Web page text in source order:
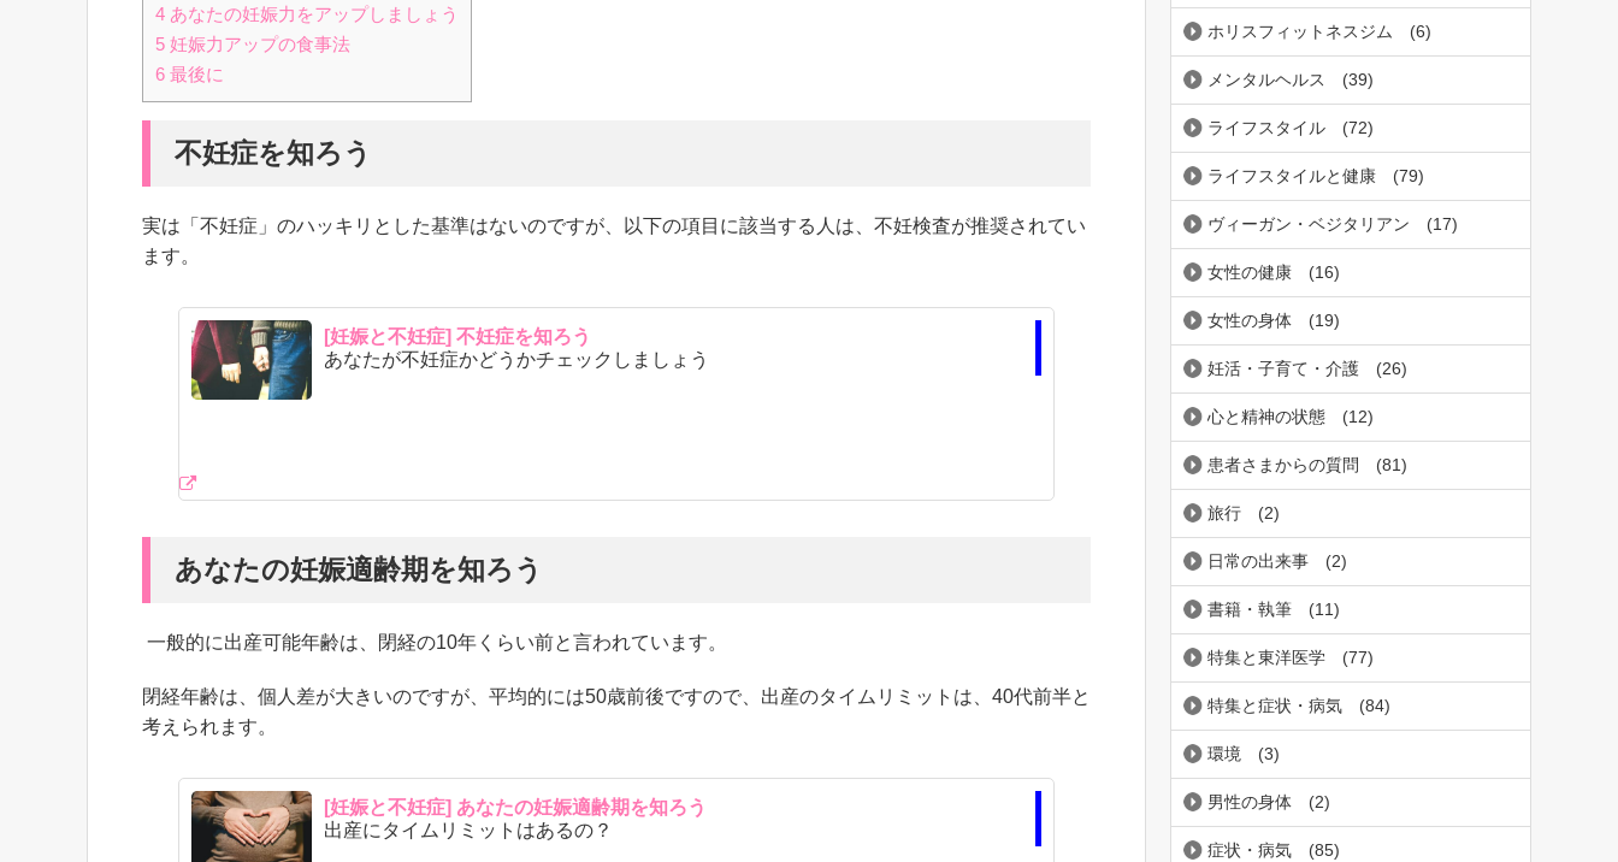
4 あなたの妊娠力をアップしましょう
5 妊娠力アップの食事法
6 最後に
不妊症を知ろう
実は「不妊症」のハッキリとした基準はないのですが、以下の項目に該当する人は、不妊検査が推奨されてい
ます。
[妊娠と不妊症] 不妊症を知ろう
あなたが不妊症かどうかチェックしましょう
あなたの妊娠適齢期を知ろう
一般的に出産可能年齢は、閉経の10年くらい前と言われています。
閉経年齢は、個人差が大きいのですが、平均的には50歳前後ですので、出産のタイムリミットは、40代前半と
考えられます。
[妊娠と不妊症] あなたの妊娠適齢期を知ろう
出産にタイムリミットはあるの？
ホリスフィットネスジム (6)
メンタルヘルス (39)
ライフスタイル (72)
ライフスタイルと健康 (79)
ヴィーガン・ベジタリアン (17)
女性の健康 (16)
女性の身体 (19)
妊活・子育て・介護 (26)
心と精神の状態 (12)
患者さまからの質問 (81)
旅行 (2)
日常の出来事 (2)
書籍・執筆 (11)
特集と東洋医学 (77)
特集と症状・病気 (84)
環境 (3)
男性の身体 (2)
症状・病気 (85)